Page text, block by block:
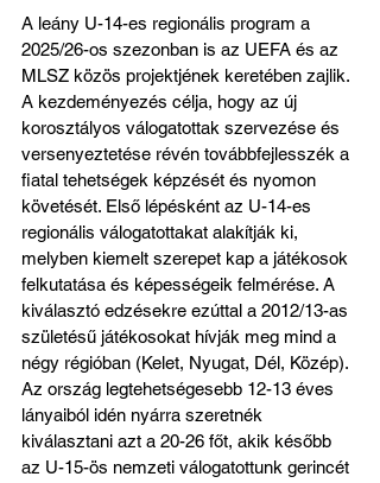
A leány U-14-es regionális program a
2025/26-os szezonban is az UEFA és az
MLSZ közös projektjének keretében zajlik.
A kezdeményezés célja, hogy az új
korosztályos válogatottak szervezése és
versenyeztetése révén továbbfejlesszék a
fiatal tehetségek képzését és nyomon
követését. Első lépésként az U-14-es
regionális válogatottakat alakítják ki,
melyben kiemelt szerepet kap a játékosok
felkutatása és képességeik felmérése. A
kiválasztó edzésekre ezúttal a 2012/13-as
születésű játékosokat hívják meg mind a
négy régióban (Kelet, Nyugat, Dél, Közép).
Az ország legtehetségesebb 12-13 éves
lányaiból idén nyárra szeretnék
kiválasztani azt a 20-26 főt, akik később
az U-15-ös nemzeti válogatottunk gerincét